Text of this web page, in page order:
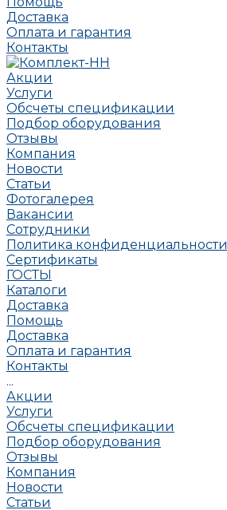
Доставка
Оплата и гарантия
Контакты
Акции
Услуги
Обсчеты спецификации
Подбор оборудования
Отзывы
Компания
Новости
Статьи
Фотогалерея
Вакансии
Сотрудники
Политика конфиденциальности
Сертификаты
ГОСТЫ
Каталоги
Доставка
Помощь
Доставка
Оплата и гарантия
Контакты
...
Акции
Услуги
Обсчеты спецификации
Подбор оборудования
Отзывы
Компания
Новости
Статьи